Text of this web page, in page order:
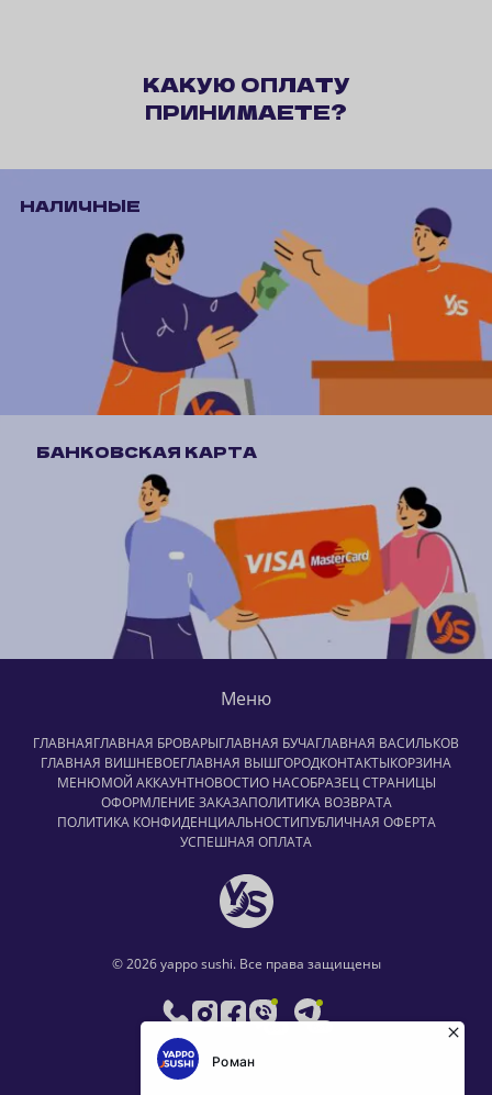
КАКУЮ ОПЛАТУ
ПРИНИМАЕТЕ?
НАЛИЧНЫЕ
БАНКОВСКАЯ КАРТА
Меню
ГЛАВНАЯГЛАВНАЯ БРОВАРЫГЛАВНАЯ БУЧАГЛАВНАЯ ВАСИЛЬКОВ
ГЛАВНАЯ ВИШНЕВОЕГЛАВНАЯ ВЫШГОРОДКОНТАКТЫКОРЗИНА
МЕНЮМОЙ АККАУНТНОВОСТИО НАСОБРАЗЕЦ СТРАНИЦЫ
ОФОРМЛЕНИЕ ЗАКАЗАПОЛИТИКА ВОЗВРАТА
ПОЛИТИКА КОНФИДЕНЦИАЛЬНОСТИПУБЛИЧНАЯ ОФЕРТА
УСПЕШНАЯ ОПЛАТА
© 2026 yappo sushi. Все права защищены